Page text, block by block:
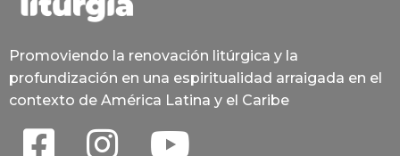
Promoviendo la renovación litúrgica y la
profundización en una espiritualidad arraigada en el
contexto de América Latina y el Caribe